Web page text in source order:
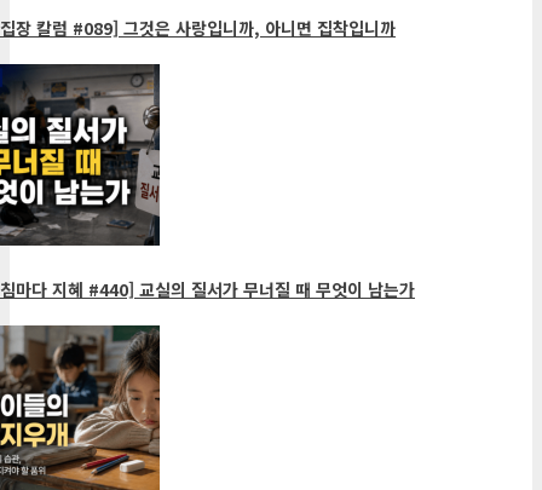
장 칼럼 #089] 그것은 사랑입니까, 아니면 집착입니까
마다 지혜 #440] 교실의 질서가 무너질 때 무엇이 남는가